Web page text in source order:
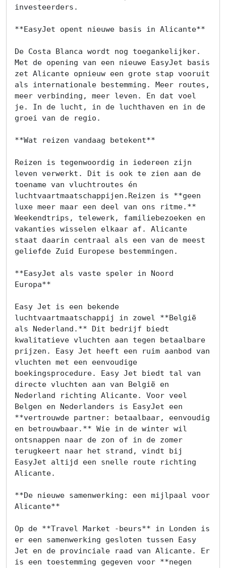
Lopende
projecten
investeerders.
**EasyJet opent nieuwe basis in Alicante**
De Costa Blanca wordt nog toegankelijker.
Met de opening van een nieuwe EasyJet basis
zet Alicante opnieuw een grote stap vooruit
als internationale bestemming. Meer routes,
meer verbinding, meer leven. En dat voel
je. In de lucht, in de luchthaven en in de
groei van de regio.
**Wat reizen vandaag betekent**
Reizen is tegenwoordig in iedereen zijn
leven verwerkt. Dit is ook te zien aan de
toename van vluchtroutes én
luchtvaartmaatschappijen.Reizen is **geen
luxe meer maar een deel van ons ritme.**
Weekendtrips, telewerk, familiebezoeken en
vakanties wisselen elkaar af. Alicante
staat daarin centraal als een van de meest
geliefde Zuid Europese bestemmingen.
**EasyJet als vaste speler in Noord
Europa**
Easy Jet is een bekende
luchtvaartmaatschappij in zowel **België
als Nederland.** Dit bedrijf biedt
kwalitatieve vluchten aan tegen betaalbare
prijzen. Easy Jet heeft een ruim aanbod van
vluchten met een eenvoudige
boekingsprocedure. Easy Jet biedt tal van
directe vluchten aan van België en
Nederland richting Alicante. Voor veel
Belgen en Nederlanders is EasyJet een
**vertrouwde partner: betaalbaar, eenvoudig
en betrouwbaar.** Wie in de winter wil
ontsnappen naar de zon of in de zomer
terugkeert naar het strand, vindt bij
EasyJet altijd een snelle route richting
Alicante.
**De nieuwe samenwerking: een mijlpaal voor
Alicante**
Op de **Travel Market -beurs** in Londen is
er een samenwerking gesloten tussen Easy
Jet en de provinciale raad van Alicante. Er
is een toestemming gegeven voor **negen